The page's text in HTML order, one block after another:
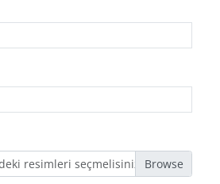
resimleri seçmelisiniz